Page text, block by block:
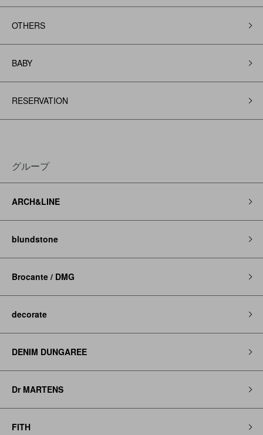
OTHERS
BABY
RESERVATION
グループ
ARCH&LINE
blundstone
Brocante / DMG
decorate
DENIM DUNGAREE
Dr MARTENS
FITH